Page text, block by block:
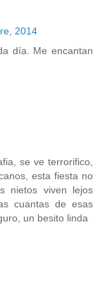
2014
día. Me encantan
se ve terrorifico,
esta fiesta no
nietos viven lejos
cuantas de esas
un besito linda